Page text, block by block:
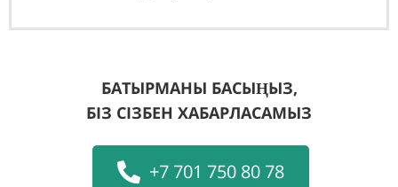
БАТЫРМАНЫ БАСЫҢЫЗ,
БІЗ СІЗБЕН ХАБАРЛАСАМЫЗ
+7 701 750 80 78